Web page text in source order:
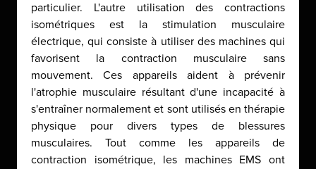
particulier. L'autre utilisation des contractions
isométriques est la stimulation musculaire
électrique, qui consiste à utiliser des machines qui
favorisent la contraction musculaire sans
mouvement. Ces appareils aident à prévenir
l'atrophie musculaire résultant d'une incapacité à
s'entraîner normalement et sont utilisés en thérapie
physique pour divers types de blessures
musculaires. Tout comme les appareils de
contraction isométrique, les machines EMS ont